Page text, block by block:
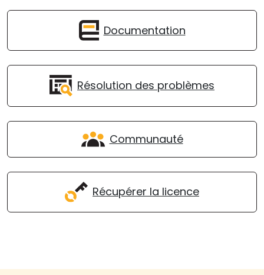
Documentation
Résolution des problèmes
Communauté
Récupérer la licence